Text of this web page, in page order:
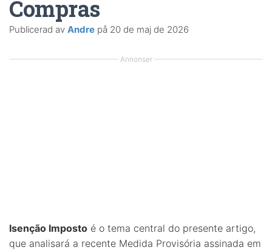
Compras
Publicerad av Andre på 20 de maj de 2026
Annonser
Isenção Imposto é o tema central do presente artigo,
que analisará a recente Medida Provisória assinada em